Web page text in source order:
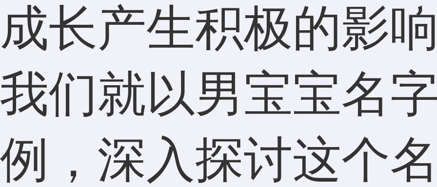
成长产生积极的影
我们就以男宝宝名
例，深入探讨这个